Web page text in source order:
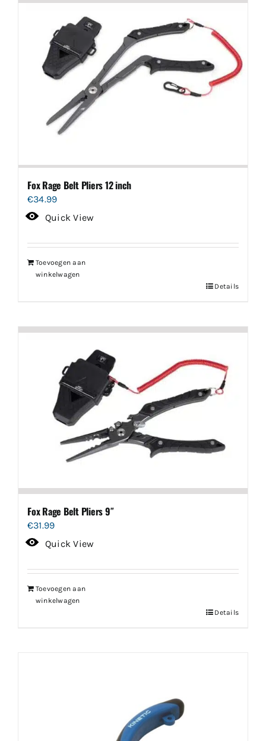
Fox Rage Belt Pliers 12 inch
€34.99
Quick View
Toevoegen aan
winkelwagen
Details
Fox Rage Belt Pliers 9″
€31.99
Quick View
Toevoegen aan
winkelwagen
Details